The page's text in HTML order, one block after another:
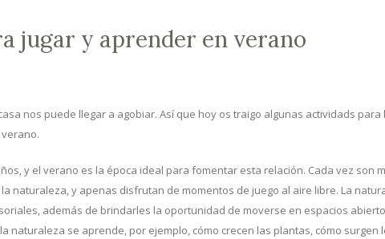
jugar y aprender en verano
nos puede llegar a agobiar. Así que hoy os traigo algunas actividads para
y el verano es la época ideal para fomentar esta relación. Cada vez son
naturaleza, y apenas disfrutan de momentos de juego al aire libre. La
además de brindarles la oportunidad de moverse en espacios
naturaleza se aprende, por ejemplo, cómo crecen las plantas, cómo surgen